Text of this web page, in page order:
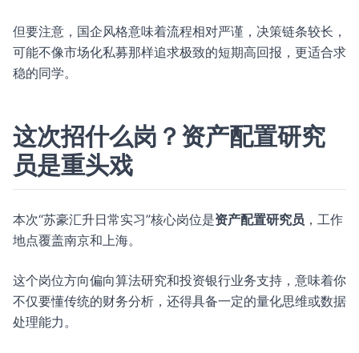
但要注意，国企风格意味着流程相对严谨，决策链条较长，
可能不像市场化私募那样追求极致的短期高回报，更适合求
稳的同学。
这次招什么岗？资产配置研究
员是重头戏
本次“苏豪汇升日常实习”核心岗位是资产配置研究员 ，工作
地点覆盖南京和上海。
这个岗位方向偏向算法研究和投资银行业务支持，意味着你
不仅要懂传统的财务分析，还得具备一定的量化思维或数据
处理能力。